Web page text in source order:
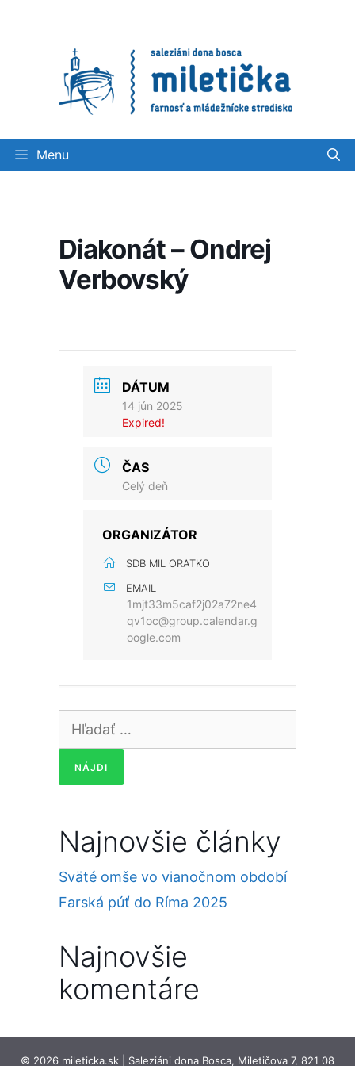
Menu
Diakonát – Ondrej
Verbovský
DÁTUM
14 jún 2025
Expired!
ČAS
Celý deň
ORGANIZÁTOR
SDB MIL ORATKO
EMAIL
1mjt33m5caf2j02a72ne4
qv1oc@group.calendar.g
oogle.com
Hľadať:
Najnovšie články
Sväté omše vo vianočnom období
Farská púť do Ríma 2025
Najnovšie
komentáre
© 2026 mileticka.sk | Saleziáni dona Bosca, Miletičova 7, 821 08